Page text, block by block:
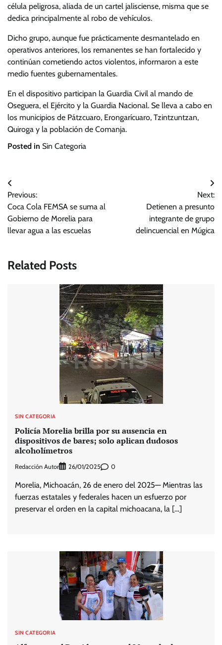
célula peligrosa, aliada de un cartel jalisciense, misma que se
dedica principalmente al robo de vehículos.
Dicho grupo, aunque fue prácticamente desmantelado en
operativos anteriores, los remanentes se han fortalecido y
continúan cometiendo actos violentos, informaron a este
medio fuentes gubernamentales.
En el dispositivo participan la Guardia Civil al mando de
Oseguera, el Ejército y la Guardia Nacional. Se lleva a cabo en
los municipios de Pátzcuaro, Erongarícuaro, Tzintzuntzan,
Quiroga y la población de Comanja.
Posted in Sin Categoria
Navegación
de
entradas
Previous:
Coca Cola FEMSA se suma al
Gobierno de Morelia para
llevar agua a las escuelas
Next:
Detienen a presunto
integrante de grupo
delincuencial en Múgica
Related Posts
SIN CATEGORIA
Policía Morelia brilla por su ausencia en
dispositivos de bares; solo aplican dudosos
alcoholímetros
Redacción Autor 26/01/2025 0
Morelia, Michoacán, 26 de enero del 2025— Mientras las
fuerzas estatales y federales hacen un esfuerzo por
preservar el orden en la capital michoacana, la […]
SIN CATEGORIA